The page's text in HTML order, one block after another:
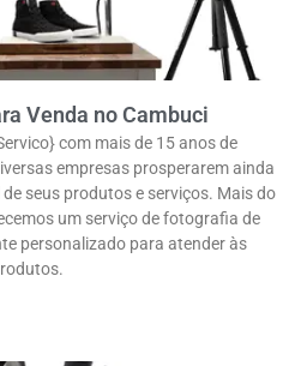
Venda no Cambuci
com mais de 15 anos de
empresas prosperarem ainda
seus produtos e serviços. Mais do
um serviço de fotografia de
personalizado para atender às